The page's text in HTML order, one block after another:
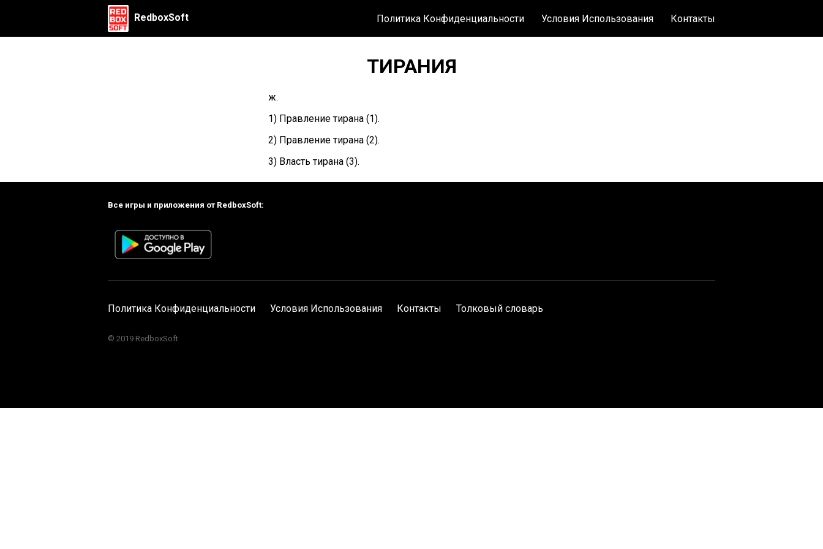
RedboxSoft Политика Конфиденциальности Условия Использования Контакты
ТИРАНИЯ
ж.
1) Правление тирана (1).
2) Правление тирана (2).
3) Власть тирана (3).
Все игры и приложения от RedboxSoft:
Политика Конфиденциальности Условия Использования Контакты Толковый словарь
© 2019 RedboxSoft